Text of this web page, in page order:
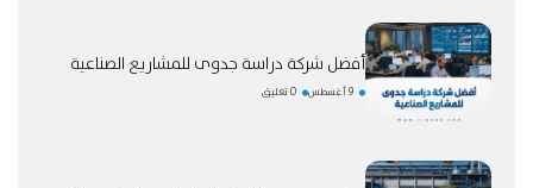
أفضل شركة دراسة جدوى للمشاريع الصناعية
9 أغسطس 0 تعليق